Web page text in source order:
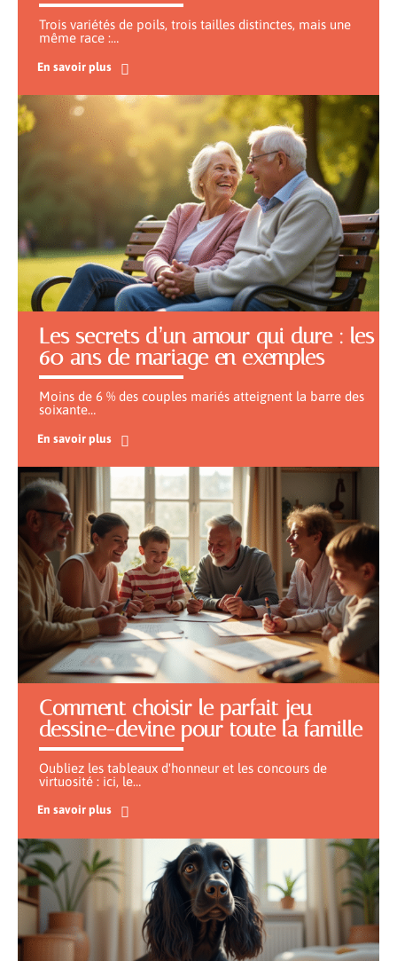
Trois variétés de poils, trois tailles distinctes, mais une
même race :…
En savoir plus
Les secrets d’un amour qui dure : les
60 ans de mariage en exemples
Moins de 6 % des couples mariés atteignent la barre des
soixante…
En savoir plus
Comment choisir le parfait jeu
dessine-devine pour toute la famille
Oubliez les tableaux d'honneur et les concours de
virtuosité : ici, le…
En savoir plus